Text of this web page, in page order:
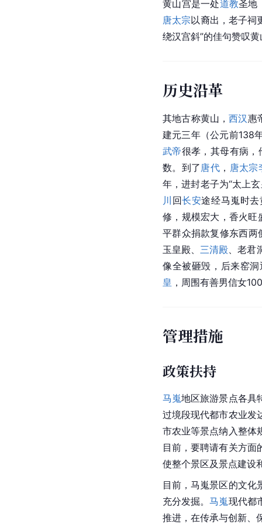
黄山宫是一处道教圣地
唐太宗以裔出，老子祠
绕汉宫斜”的佳句赞叹
历史沿革
其地古称黄山，西汉惠
建元三年（公元前138
武帝很孝，其母有病
数。到了 唐代 ， 唐太宗
年，进封老子为“太上
川 回长安途经马嵬时
修，规模宏大，香火旺
平群众捐款复修东西
玉皇殿、 三清殿 、老
像全被砸毁，后来窑
皇 ，周围有善男信女
管理措施
政策扶持
马嵬地区旅游景点各具
过境段现代都市农业发
市农业等景点纳入整体
目前，要聘请有关方面
使整个景区及景点建设
目前，马嵬景区的文化
充分发掘。马嵬现代都
推进，在传承与创新、